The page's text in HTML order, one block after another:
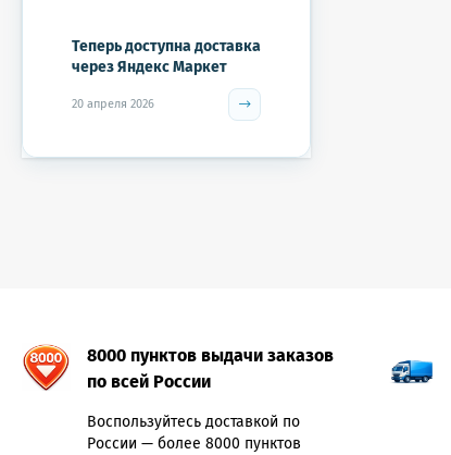
Теперь доступна доставка
через Яндекс Маркет
20 апреля 2026
8000 пунктов выдачи заказов
по всей России
Воспользуйтесь доставкой по
России — более 8000 пунктов